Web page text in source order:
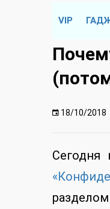
VIP
18/10/2018
Сегодня